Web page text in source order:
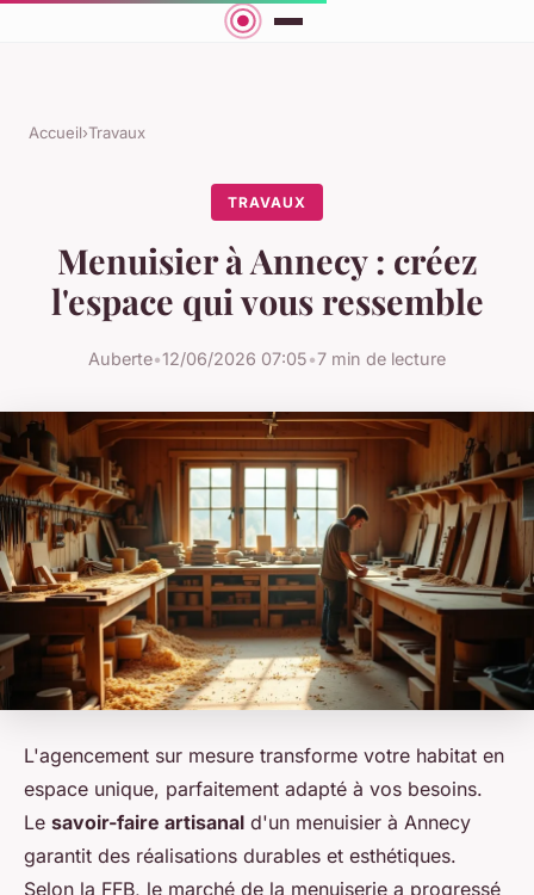
Accueil›Travaux
TRAVAUX
Menuisier à Annecy : créez
l'espace qui vous ressemble
Auberte•12/06/2026 07:05•7 min de lecture
L'agencement sur mesure transforme votre habitat en
espace unique, parfaitement adapté à vos besoins.
Le savoir-faire artisanal d'un menuisier à Annecy
garantit des réalisations durables et esthétiques.
Selon la FFB, le marché de la menuiserie a progressé